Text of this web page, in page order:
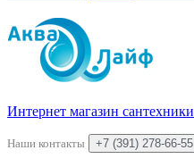
Интернет магазин сантехники
Наши контакты +7 (391) 278-66-55